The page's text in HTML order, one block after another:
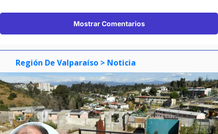
Mostrar Comentarios
Región De Valparaíso > Noticia